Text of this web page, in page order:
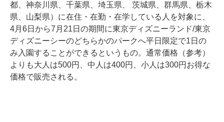
都、神奈川県、千葉県、埼玉県、 茨城県、群馬県、栃木
県、山梨県）に在住・在勤・在学している人を対象に、
4月6日から7月21日の期間に東京ディズニーランド/東京
ディズニーシーのどちらかのパークへ平日限定で1日の
み入園することができるというもの。通常価格（参考）
よりも大人は500円、中人は400円、小人は300円お得な
価格で販売される。